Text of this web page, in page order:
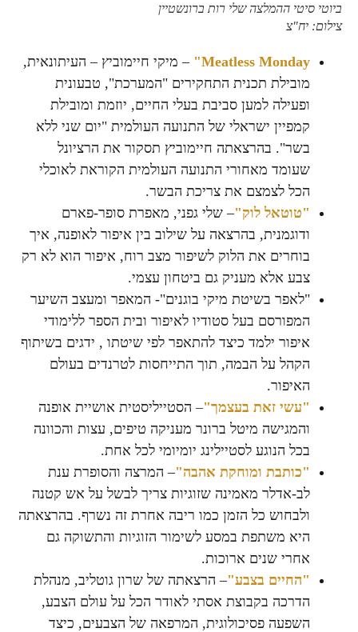
ביוטי סיטי ההמלצה שלי רות ברונשטיין106il ישראל לייף סטיל מגזין,
צילום: יח"צ
Meatless Monday" – מיקי חיימוביץ – העיתונאית,
מובילת תכנית התחקירים "המערכת", טבעונית
ופעילה למען סביבת בעלי החיים, יוזמת ומובילת
קמפיין ישראלי של התנועה העולמית "יום שני ללא
בשר". בהרצאתה חיימוביץ תסקור את הרציונל
שעומד מאחורי התנועה העולמית הקוראת לאוכלי
הכל לצמצם את צריכת הבשר.
"טוטאל לוק"– שלי גפני, מאפרת סופר-פארם
ודוגמנית, בהרצאה על שילוב בין איפור לאופנה, איך
בוחרים את הלוק לשיפור מצב רוח, איפור הוא לא רק
צבע אלא מעניק גם ביטחון עצמי.
"לאפר בשיטת מיקי בוגנים"- המאפר ומעצב השיער
המפורסם בעל סטודיו לאיפור ובית הספר ללימודי
איפור ילמד כיצד להתאפר לפי שיטתו , ידגים בשיתוף
הקהל על הבמה, תוך התייחסות לטרנדים בעולם
האיפור.
"עשי זאת בעצמך"–הסטייליסטית אושיית אופנה
והמגישה מיטל ברונר מעניקה טיפים, עצות והכוונה
בכל הנוגע לסטיילינג יומיומי לכל אחת.
"כותבת ומוחקת אהבה"– המרצה והסופרת ענת
לב-אדלר מאמינה שזוגיות צריך לבשל על אש קטנה
ולבחוש כל הזמן כמו ריבה אחרת זה נשרף. בהרצאתה
היא משתפת במסע לשימור הזוגיות והתשוקה גם
אחרי שנים ארוכות.
"החיים בצבע"– הרצאתה של שרון גוטליב, מנהלת
הדרכה בקבוצת אסתי לאודר הכל על עולם הצבע,
השפעה פסיכולוגית, המרפאה של הצבעים, כיצד